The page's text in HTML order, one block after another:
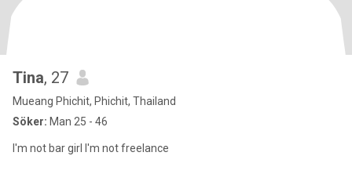
Tina, 27
Mueang Phichit, Phichit, Thailand
Söker: Man 25 - 46
I'm not bar girl I'm not freelance